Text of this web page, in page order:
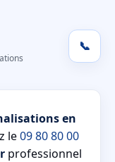
📞
en
le09 80 80 00
professionnel